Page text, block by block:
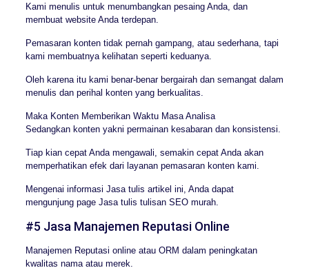
Kami menulis untuk menumbangkan pesaing Anda, dan
membuat website Anda terdepan.
Pemasaran konten tidak pernah gampang, atau sederhana, tapi
kami membuatnya kelihatan seperti keduanya.
Oleh karena itu kami benar-benar bergairah dan semangat dalam
menulis dan perihal konten yang berkualitas.
Maka Konten Memberikan Waktu Masa Analisa
Sedangkan konten yakni permainan kesabaran dan konsistensi.
Tiap kian cepat Anda mengawali, semakin cepat Anda akan
memperhatikan efek dari layanan pemasaran konten kami.
Mengenai informasi Jasa tulis artikel ini, Anda dapat
mengunjung page Jasa tulis tulisan SEO murah.
#5 Jasa Manajemen Reputasi Online
Manajemen Reputasi online atau ORM dalam peningkatan
kwalitas nama atau merek.